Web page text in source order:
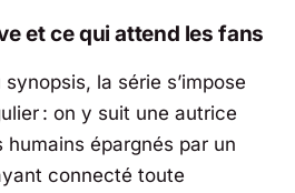
et ce qui attend les fans
la série s’impose
: on y suit une autrice
humains épargnés par un
connecté toute